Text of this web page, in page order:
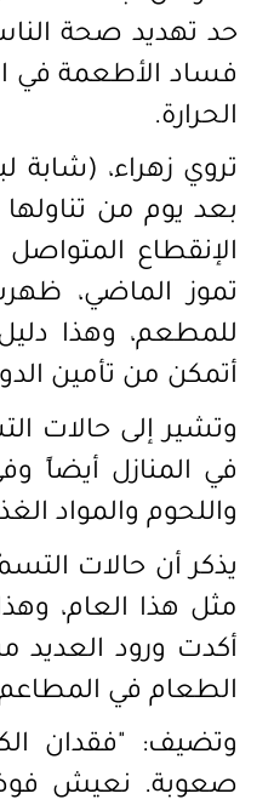
حد تهديد صحة
فساد الأطعمة في
الحرارة.
تروي زهراء، (شابة
بعد يوم من
الإنقطاع
تموز الماضي،
للمطعم، وهذا
أتمكن من تأمين
وتشير إلى حالات
في المنازل أيضاً
واللحوم والمواد
يذكر أن حالات
مثل هذا العام،
أكدت ورود العديد
الطعام في
وتضيف: "فقدان
صعوبة. نعيش فوضى